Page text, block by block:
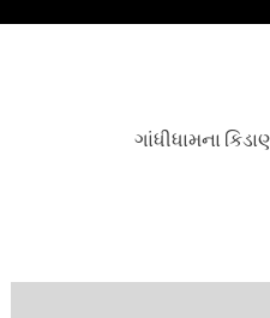
ગાંધીધામના